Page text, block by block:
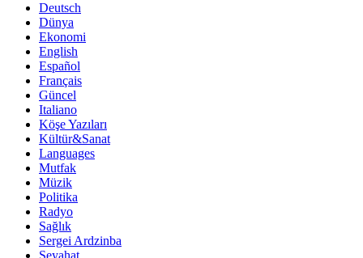
Deutsch
Dünya
Ekonomi
English
Español
Français
Güncel
Italiano
Köşe Yazıları
Kültür&Sanat
Languages
Mutfak
Müzik
Politika
Radyo
Sağlık
Sergei Ardzinba
Seyahat